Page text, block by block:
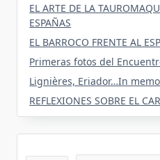
EL ARTE DE LA
ESPAÑAS
EL BARROCO FRENTE AL
Primeras fotos del
Lignières, Eriador…In
REFLEXIONES SOBRE EL